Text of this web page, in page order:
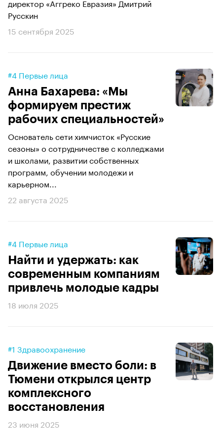
директор «Аггреко Евразия» Дмитрий
Русскин
15 сентября 2025
#4 Первые лица
Анна Бахарева: «Мы
формируем престиж
рабочих специальностей»
Основатель сети химчисток «Русские
сезоны» о сотрудничестве с колледжами
и школами, развитии собственных
программ, обучении молодежи и
карьерном...
22 августа 2025
#4 Первые лица
Найти и удержать: как
современным компаниям
привлечь молодые кадры
18 июля 2025
#1 Здравоохранение
Движение вместо боли: в
Тюмени открылся центр
комплексного
восстановления
23 июня 2025